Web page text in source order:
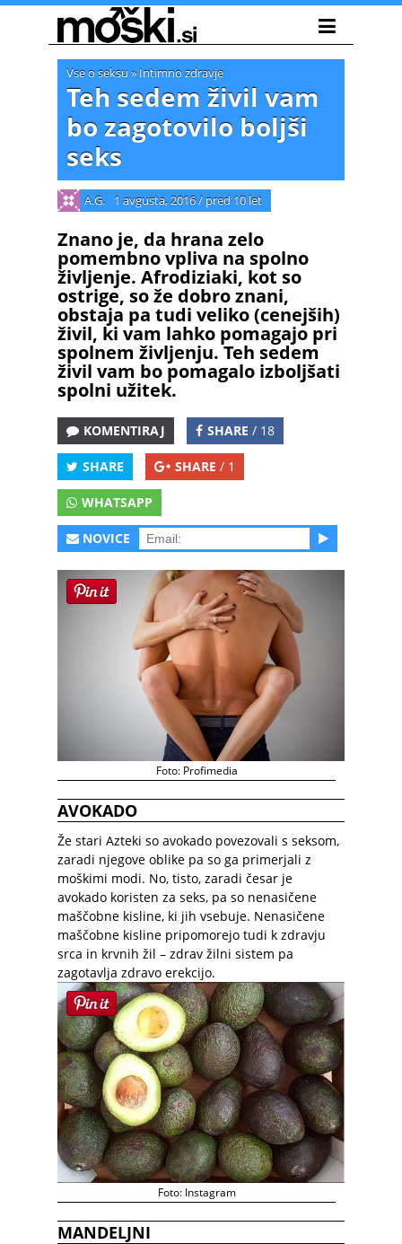
Vse o seksu » Intimno zdravje
Teh sedem živil vam
bo zagotovilo boljši
seks
A.G. 1 avgusta, 2016/ pred 10 let
Znano je, da hrana zelo
pomembno vpliva na spolno
življenje. Afrodiziaki, kot so
ostrige, so že dobro znani,
obstaja pa tudi veliko (cenejših)
živil, ki vam lahko pomagajo pri
spolnem življenju. Teh sedem
živil vam bo pomagalo izboljšati
spolni užitek.
KOMENTIRAJ SHARE / 18
SHARE SHARE / 1
WHATSAPP
NOVICE
Foto: Profimedia
AVOKADO
Že stari Azteki so avokado povezovali s seksom,
zaradi njegove oblike pa so ga primerjali z
moškimi modi. No, tisto, zaradi česar je
avokado koristen za seks, pa so nenasičene
maščobne kisline, ki jih vsebuje. Nenasičene
maščobne kisline pripomorejo tudi k zdravju
srca in krvnih žil – zdrav žilni sistem pa
zagotavlja zdravo erekcijo.
Foto: Instagram
MANDELJNI